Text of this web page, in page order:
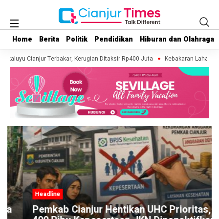
Home Berita Politik Pendidikan Hiburan dan Olahraga
Home Berita Politik Pendidikan Hiburan dan Olahraga
Cianjur Terbakar, Kerugian Ditaksir Rp400 Juta Kebakaran Lahan
Headline
Pemkab Cianjur Hentikan UHC Prioritas,